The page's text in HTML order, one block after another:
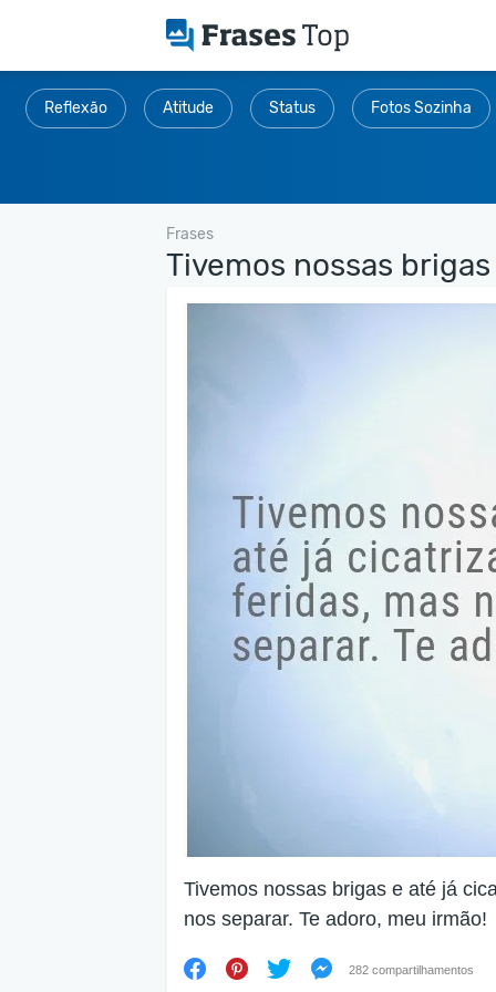
Reflexão Atitude Status Fotos Sozinha
Frases
Tivemos nossas brigas
Tivemos nossas brigas e até já
nos separar. Te adoro, meu irmão!
282 compartilhamentos